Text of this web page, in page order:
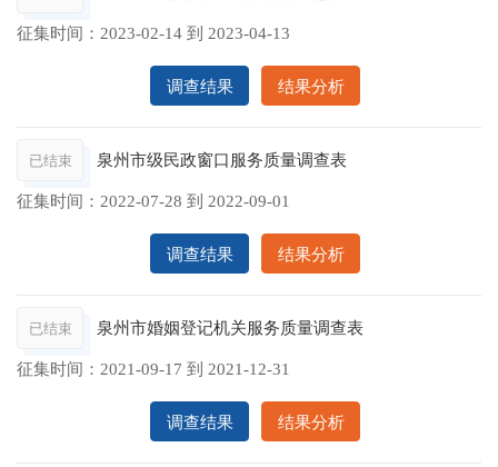
征集时间： 2023-02-14 到 2023-04-13
调查结果 结果分析
已结束 泉州市级民政窗口服务质量调查表
征集时间： 2022-07-28 到 2022-09-01
调查结果 结果分析
已结束 泉州市婚姻登记机关服务质量调查表
征集时间： 2021-09-17 到 2021-12-31
调查结果 结果分析